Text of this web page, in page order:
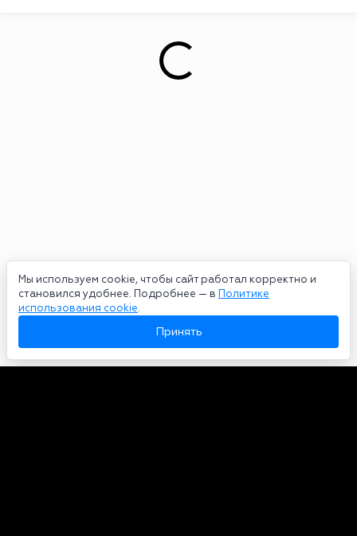
Мы используем cookie, чтобы сайт работал корректно и
становился удобнее. Подробнее — в Политике
использования cookie.
Принять